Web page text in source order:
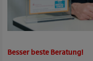
Besser beste Beratung!